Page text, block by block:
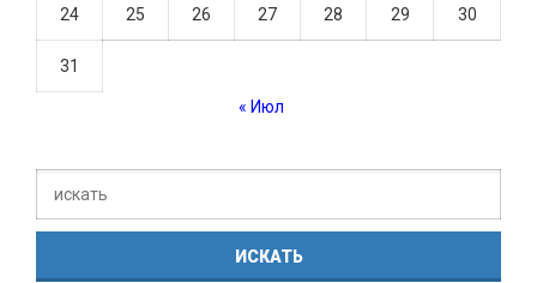
24 25 26 27 28 29 30
31
« Июл